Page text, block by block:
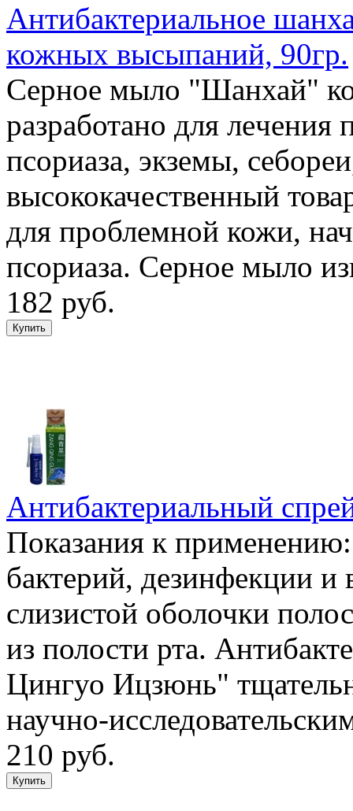
Антибактериальное
кожных высыпаний, 90гр.
Серное мыло "Шанхай"
разработано для
псориаза, экземы,
высококачественный
для проблемной кожи,
псориаза. Серное мыло
182 руб.
Антибактериальный
Показания к
бактерий, дезинфекции и
слизистой оболочки
из полости рта.
Цингуо Ицзюнь"
научно-
210 руб.